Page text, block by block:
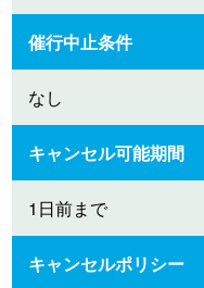
催行中止条件
なし
キャンセル可能期間
1日前まで
キャンセルポリシー